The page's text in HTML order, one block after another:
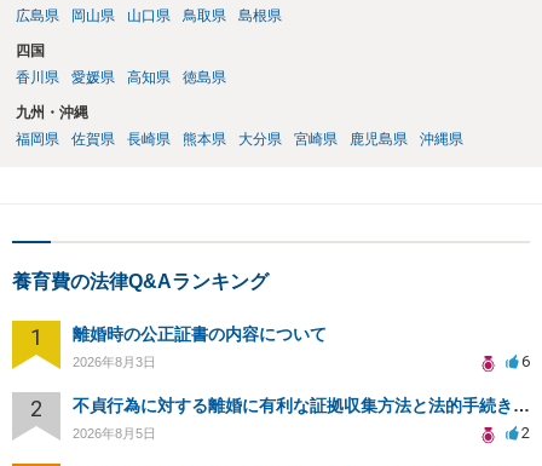
広島県
岡山県 山口県 鳥取県 島根県
四国
香川県
愛媛県 高知県 徳島県
九州・沖縄
福岡県
佐賀県 長崎県 熊本県 大分県 宮崎県 鹿児島県 沖縄県
養育費の法律Q&Aランキング
1 離婚時の公正証書の内容について
2026年8月3日 6
2 不貞行為に対する離婚に有利な証拠収集方法と法的手続きについて
2026年8月5日 2